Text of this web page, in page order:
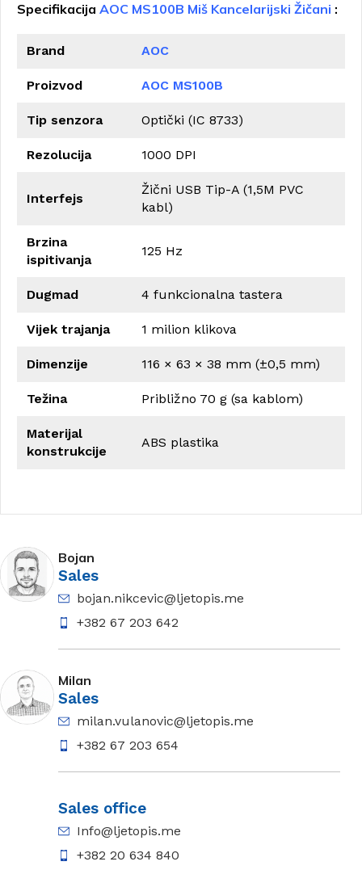
Specifikacija AOC MS100B Miš Kancelarijski Žičani :
Brand AOC
Proizvod AOC MS100B
Tip senzora Optički (IC 8733)
Rezolucija 1000 DPI
Interfejs
Žični USB Tip-A (1,5M PVC
kabl)
Brzina
ispitivanja
125 Hz
Dugmad 4 funkcionalna tastera
Vijek trajanja 1 milion klikova
Dimenzije 116 × 63 × 38 mm (±0,5 mm)
Težina Približno 70 g (sa kablom)
Materijal
konstrukcije
ABS plastika
Bojan
Sales
bojan.nikcevic@ljetopis.me
+382 67 203 642
Milan
Sales
milan.vulanovic@ljetopis.me
+382 67 203 654
Sales office
Info@ljetopis.me
+382 20 634 840